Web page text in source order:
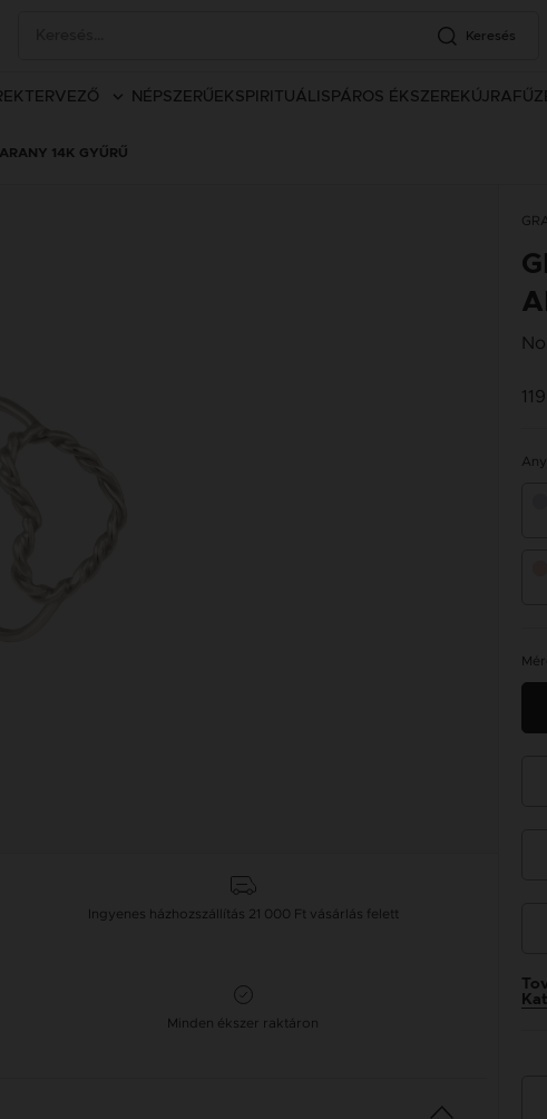
Keresés
TERVEZŐ NÉPSZERŰEK SPIRITUÁLIS PÁROS ÉKSZEREK
14K GYŰRŰ
Ingyenes házhozszállítás 21 000 Ft vásárlás felett
Minden ékszer raktáron